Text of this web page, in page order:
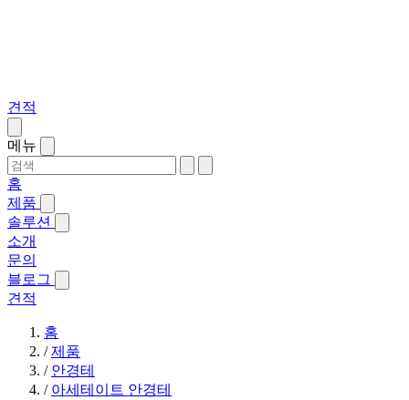
견적
메뉴
홈
제품
솔루션
소개
문의
블로그
견적
홈
/제품
/ 안경테
/ 아세테이트 안경테